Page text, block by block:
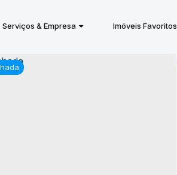
Imóveis Favoritos
Serviços & Empresa